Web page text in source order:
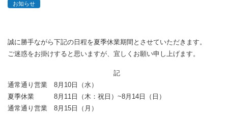
お知らせ
誠に勝手ながら下記の日程を夏季休業期間とさせていただきます。
ご迷惑をお掛けすると思いますが、宜しくお願い申し上げます。
記
通常通り営業 8月10日（水）
夏季休業 8月11日（木：祝日）~8月14日（日）
通常通り営業 8月15日（月）